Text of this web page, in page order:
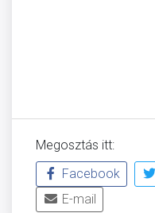
Megosztás itt:
Facebook
E-mail